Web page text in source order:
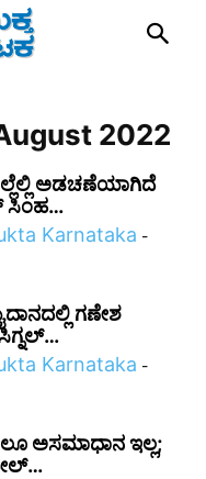
2022
ಅಡಚಣೆಯಾಗಿದೆ
ಸಿಂಹ…
Karnataka -
ಗಣೇಶ
Karnataka -
ಅಸಮಾಧಾನ ಇಲ್ಲ;